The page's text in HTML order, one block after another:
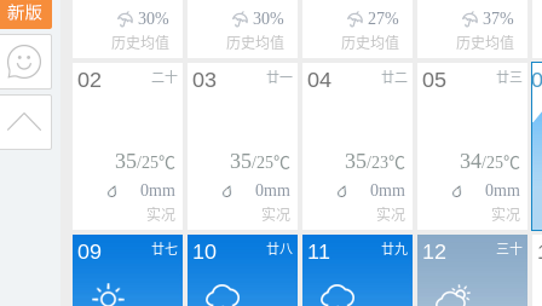
30%
历史均值
30%
历史均值
27%
历史均值
37%
历史均值
二十
02
35/25℃
0mm
实况
廿一
03
35/25℃
0mm
实况
廿二
04
35/23℃
0mm
实况
廿三
05
34/25℃
0mm
实况
廿七
09 廿八
10 廿九
11 三十
12